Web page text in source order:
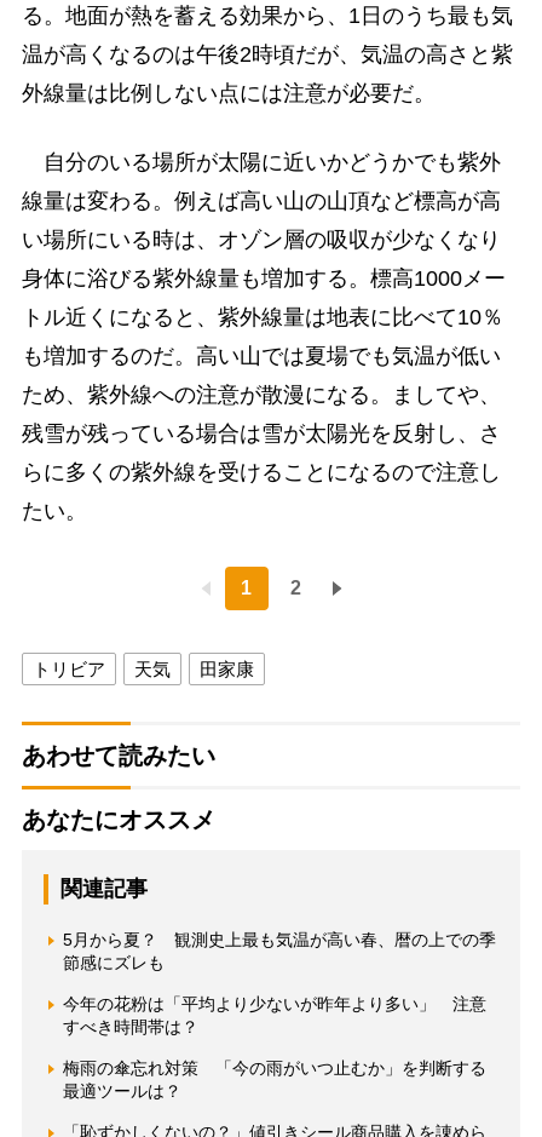
る。地面が熱を蓄える効果から、1日のうち最も気
温が高くなるのは午後2時頃だが、気温の高さと紫
外線量は比例しない点には注意が必要だ。
自分のいる場所が太陽に近いかどうかでも紫外
線量は変わる。例えば高い山の山頂など標高が高
い場所にいる時は、オゾン層の吸収が少なくなり
身体に浴びる紫外線量も増加する。標高1000メー
トル近くになると、紫外線量は地表に比べて10％
も増加するのだ。高い山では夏場でも気温が低い
ため、紫外線への注意が散漫になる。ましてや、
残雪が残っている場合は雪が太陽光を反射し、さ
らに多くの紫外線を受けることになるので注意し
たい。
1 2
トリビア 天気 田家康
あわせて読みたい
あなたにオススメ
関連記事
5月から夏？ 観測史上最も気温が高い春、暦の上での季
節感にズレも
今年の花粉は「平均より少ないが昨年より多い」 注意
すべき時間帯は？
梅雨の傘忘れ対策 「今の雨がいつ止むか」を判断する
最適ツールは？
「恥ずかしくないの？」値引きシール商品購入を諌めら